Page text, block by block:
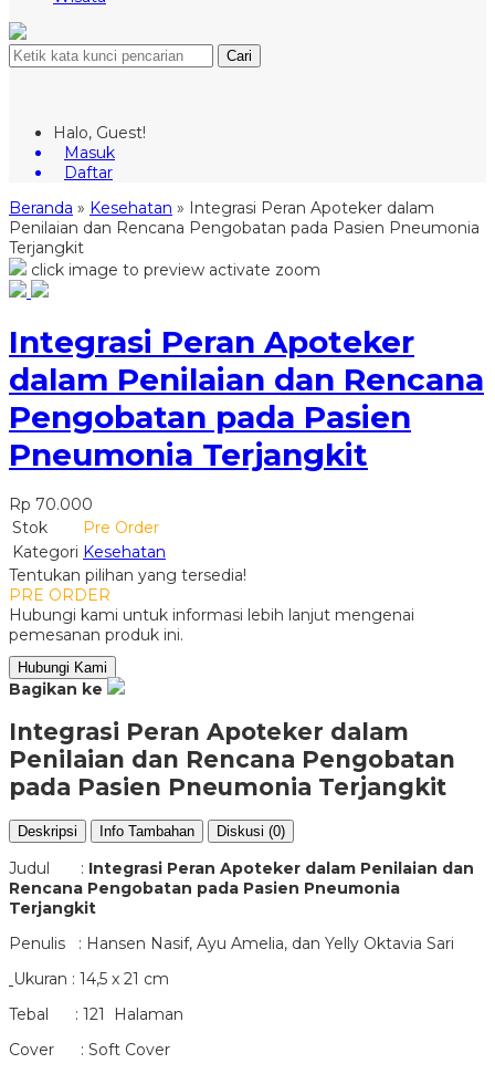
Cari
Halo, Guest!
Masuk
Daftar
Beranda » Kesehatan » Integrasi Peran Apoteker dalam
Penilaian dan Rencana Pengobatan pada Pasien Pneumonia
Terjangkit
click image to preview activate zoom
Integrasi Peran Apoteker
dalam Penilaian dan Rencana
Pengobatan pada Pasien
Pneumonia Terjangkit
Rp 70.000
Stok
Pre Order
Kategori Kesehatan
Tentukan pilihan yang tersedia!
PRE ORDER
Hubungi kami untuk informasi lebih lanjut mengenai
pemesanan produk ini.
Hubungi Kami
Bagikan ke
Integrasi Peran Apoteker dalam
Penilaian dan Rencana Pengobatan
pada Pasien Pneumonia Terjangkit
Deskripsi Info Tambahan Diskusi (0)
Judul : Integrasi Peran Apoteker dalam Penilaian dan
Rencana Pengobatan pada Pasien Pneumonia
Terjangkit
Penulis : Hansen Nasif, Ayu Amelia, dan Yelly Oktavia Sari
Ukuran : 14,5 x 21 cm
Tebal : 121 Halaman
Cover : Soft Cover